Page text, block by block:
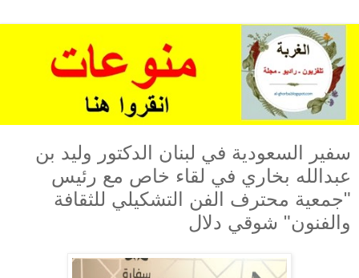
سفير السعودية في لبنان الدكتور وليد بن
عبدالله بخاري في لقاء خاص مع رئيس
"جمعية محترف الفن التشكيلي للثقافة
والفنون" شوقي دلال